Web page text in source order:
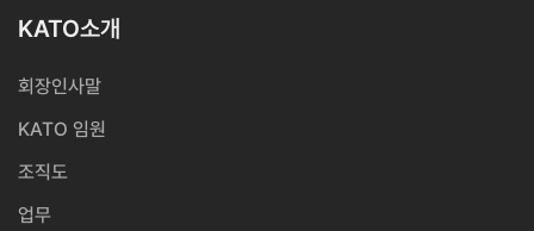
KATO소개
회장인사말
KATO 임원
조직도
업무